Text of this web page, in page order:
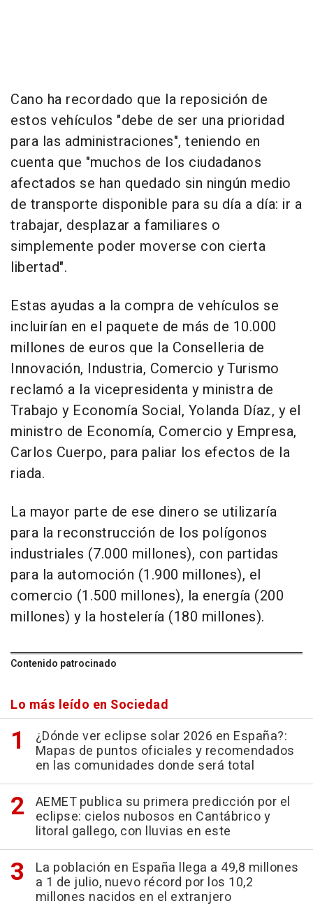
Cano ha recordado que la reposición de
estos vehículos "debe de ser una prioridad
para las administraciones", teniendo en
cuenta que "muchos de los ciudadanos
afectados se han quedado sin ningún medio
de transporte disponible para su día a día: ir a
trabajar, desplazar a familiares o
simplemente poder moverse con cierta
libertad".
Estas ayudas a la compra de vehículos se
incluirían en el paquete de más de 10.000
millones de euros que la Conselleria de
Innovación, Industria, Comercio y Turismo
reclamó a la vicepresidenta y ministra de
Trabajo y Economía Social, Yolanda Díaz, y el
ministro de Economía, Comercio y Empresa,
Carlos Cuerpo, para paliar los efectos de la
riada.
La mayor parte de ese dinero se utilizaría
para la reconstrucción de los polígonos
industriales (7.000 millones), con partidas
para la automoción (1.900 millones), el
comercio (1.500 millones), la energía (200
millones) y la hostelería (180 millones).
Contenido patrocinado
Lo más leído en Sociedad
¿Dónde ver eclipse solar 2026 en España?:
Mapas de puntos oficiales y recomendados
en las comunidades donde será total
AEMET publica su primera predicción por el
eclipse: cielos nubosos en Cantábrico y
litoral gallego, con lluvias en este
La población en España llega a 49,8 millones
a 1 de julio, nuevo récord por los 10,2
millones nacidos en el extranjero